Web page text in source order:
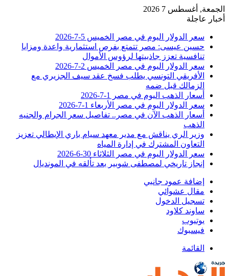
الجمعة, أغسطس 7 2026
أخبار عاجلة
سعر الدولار اليوم في مصر الخميس 5-7-2026
حسين عيسى: مصر تتمتع بفرص استثمارية واعدة ومزايا
تنافسية تعزز جاذبيتها لرؤوس الأموال
سعر الدولار اليوم في مصر الخميس 2-7-2026
الأفريقي التونسي يطلب فسخ عقد سيف الجزيري مع
الزمالك قبل ضمه
أسعار الذهب اليوم في مصر 1-7-2026
سعر الدولار اليوم في مصر الأربعاء 1-7-2026
أسعار الذهب الآن في مصر.. تفاصيل سعر الجرام والجنيه
الذهب
وزير الري يناقش مع مدير معهد سيام باري الإيطالي تعزيز
التعاون المشترك في إدارة المياه
سعر الدولار اليوم في مصر الثلاثاء 30-6-2026
إنجاز تاريخي لمصطفى شوبير بعد تألقه في المونديال
إضافة عمود جانبي
مقال عشوائي
تسجيل الدخول
ساوند كلاود
يوتيوب
فيسبوك
القائمة